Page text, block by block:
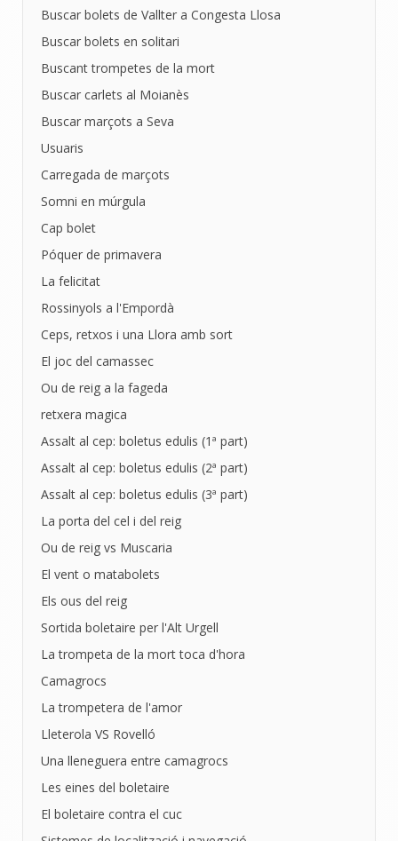
Buscar bolets de Vallter a Congesta Llosa
Buscar bolets en solitari
Buscant trompetes de la mort
Buscar carlets al Moianès
Buscar marçots a Seva
Usuaris
Carregada de marçots
Somni en múrgula
Cap bolet
Póquer de primavera
La felicitat
Rossinyols a l'Empordà
Ceps, retxos i una Llora amb sort
El joc del camassec
Ou de reig a la fageda
retxera magica
Assalt al cep: boletus edulis (1ª part)
Assalt al cep: boletus edulis (2ª part)
Assalt al cep: boletus edulis (3ª part)
La porta del cel i del reig
Ou de reig vs Muscaria
El vent o matabolets
Els ous del reig
Sortida boletaire per l'Alt Urgell
La trompeta de la mort toca d'hora
Camagrocs
La trompetera de l'amor
Lleterola VS Rovelló
Una lleneguera entre camagrocs
Les eines del boletaire
El boletaire contra el cuc